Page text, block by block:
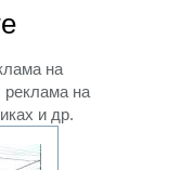
на
реклама на
и др.